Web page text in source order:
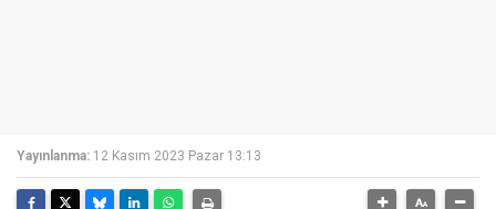
Yayınlanma: 12 Kasım 2023 Pazar 13:13